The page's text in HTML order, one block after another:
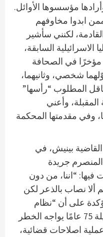
مؤسسوها الأوائل.
ابدوا مخاوفهم
لكنني سأشير
السابقة،
في الصحافة
شخصي، وثانيهما،
المطلوب “رأسها”
وأعني
وفي مقدمتها المحكمة
بينيش، في
المنصرم جريدة
فيها: “اننا، من دون
ألا نصاب بالذعر لكن
على أن “نظام
الحكم الذي كان سائدًا بفخر طيلة 75 عامًا يواجه الخطر
اصلاحات قضائية،